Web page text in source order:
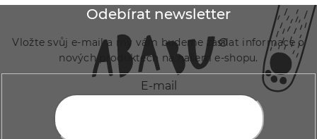
Odebírat newsletter
Vložte svůj e-mail a my vám budeme zasílat informace o
nových produktech na našem e-shopu.
E-mail